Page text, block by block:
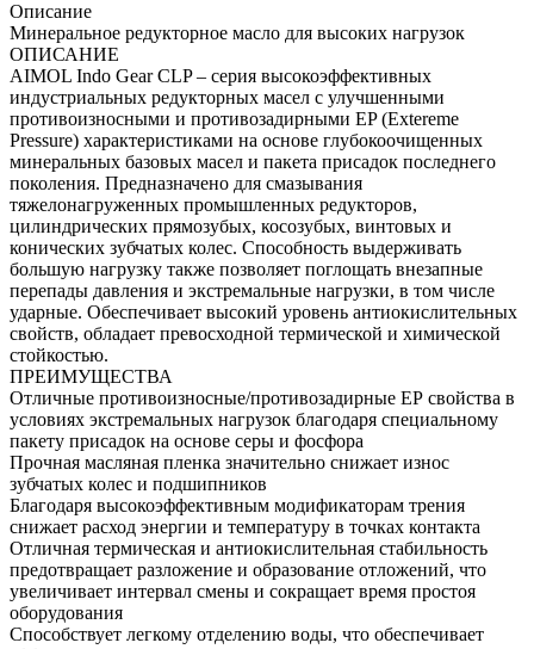
Описание
Минеральное редукторное масло для высоких нагрузок
ОПИСАНИЕ
AIMOL Indo Gear CLP – серия высокоэффективных
индустриальных редукторных масел с улучшенными
противоизносными и противозадирными EP (Extereme
Pressure) характеристиками на основе глубокоочищенных
минеральных базовых масел и пакета присадок последнего
поколения. Предназначено для смазывания
тяжелонагруженных промышленных редукторов,
цилиндрических прямозубых, косозубых, винтовых и
конических зубчатых колес. Способность выдерживать
большую нагрузку также позволяет поглощать внезапные
перепады давления и экстремальные нагрузки, в том числе
ударные. Обеспечивает высокий уровень антиокислительных
свойств, обладает превосходной термической и химической
стойкостью.
ПРЕИМУЩЕСТВА
Отличные противоизносные/противозадирные ЕР свойства в
условиях экстремальных нагрузок благодаря специальному
пакету присадок на основе серы и фосфора
Прочная масляная пленка значительно снижает износ
зубчатых колес и подшипников
Благодаря высокоэффективным модификаторам трения
снижает расход энергии и температуру в точках контакта
Отличная термическая и антиокислительная стабильность
предотвращает разложение и образование отложений, что
увеличивает интервал смены и сокращает время простоя
оборудования
Способствует легкому отделению воды, что обеспечивает